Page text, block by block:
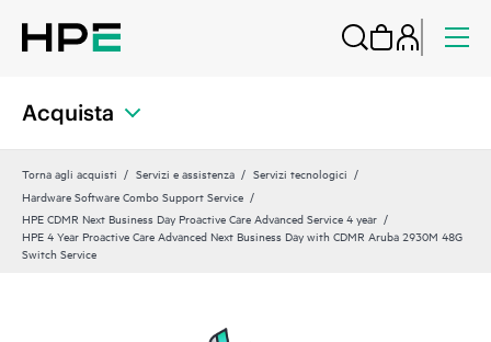
Acquista
Torna agli acquisti Servizi e assistenza
Servizi tecnologici
Hardware Software Combo Support Service
HPE CDMR Next Business Day Proactive Care Advanced Service 4 year
HPE 4 Year Proactive Care Advanced Next Business Day with CDMR Aruba 2930M 48G
Switch Service